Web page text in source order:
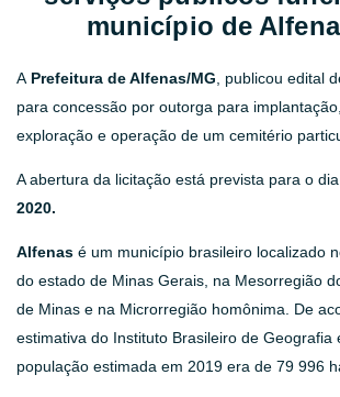
município de
A Prefeitura de Alfenas/MG , publicou edital
para concessão por outorga para
exploração e operação de um cemitério
A abertura da licitação está prevista para o dia
2020.
Alfenas é um município brasileiro localizado
do estado de Minas Gerais, na Mesorregião
de Minas e na Microrregião homônima. De
estimativa do Instituto Brasileiro de Geografia
população estimada em 2019 era de 79 996